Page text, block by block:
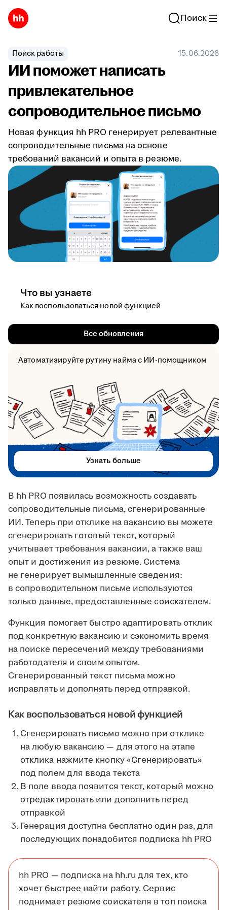
Поиск
Поиск работы 15.06.2026
ИИ поможет написать
привлекательное
сопроводительное письмо
Новая функция hh PRO генерирует релевантные
сопроводительные письма на основе
требований вакансий и опыта в резюме.
В hh PRO появилась возможность создавать
сопроводительные письма, сгенерированные
ИИ. Теперь при отклике на вакансию вы можете
сгенерировать готовый текст, который
учитывает требования вакансии, а также ваш
опыт и достижения из резюме. Система
не генерирует вымышленные сведения:
в сопроводительном письме используются
только данные, предоставленные соискателем.
Функция помогает быстро адаптировать отклик
под конкретную вакансию и сэкономить время
на поиске пересечений между требованиями
работодателя и своим опытом.
Сгенерированный текст письма можно
исправлять и дополнять перед отправкой.
Как воспользоваться новой функцией
Сгенерировать письмо можно при отклике
на любую вакансию — для этого на этапе
отклика нажмите кнопку «Сгенерировать»
под полем для ввода текста
В поле ввода появится текст, который можно
отредактировать или дополнить перед
отправкой
Генерация доступна бесплатно один раз, для
последующих понадобится подписка hh PRO
hh PRO — подписка на hh.ru для тех, кто
хочет быстрее найти работу. Сервис
поднимает резюме соискателя в топ поиска
Что вы узнаете
Как воспользоваться новой функцией
Все обновления
Автоматизируйте рутину найма с ИИ-помощником
Узнать больше